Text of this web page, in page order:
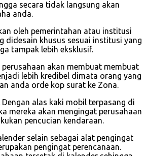
secara tidak langsung akan
anda.
oleh pemerintahan atau institusi
didesain khusus sesuai institusi yang
tampak lebih eksklusif.
akan membuat membuat
lebih kredibel dimata orang yang
anda orde kop surat ke Zona.
Dengan alas kaki mobil terpasang di
mereka akan mengingat perusahaan
pencucian kendaraan.
selain sebagai alat pengingat
pengingat perencanaan.